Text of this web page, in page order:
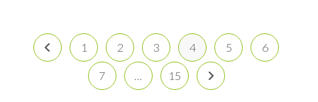
Go to the previous page
1 2 3 4 5 6
7 15 Aller à la page suivante